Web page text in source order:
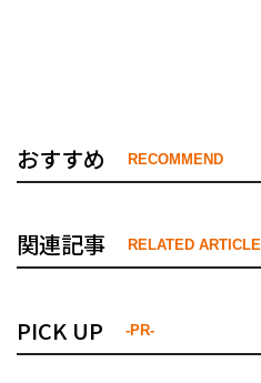
おすすめ RECOMMEND
関連記事 RELATED ARTICLE
PICK UP -PR-